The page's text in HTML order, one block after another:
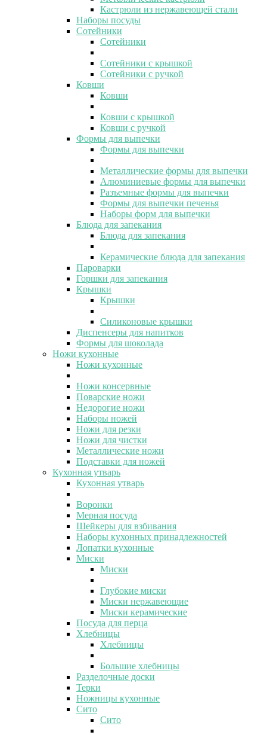
Кастрюли из нержавеющей стали
Наборы посуды
Сотейники
Сотейники
Сотейники с крышкой
Сотейники с ручкой
Ковши
Ковши
Ковши с крышкой
Ковши с ручкой
Формы для выпечки
Формы для выпечки
Металлические формы для выпечки
Алюминиевые формы для выпечки
Разъемные формы для выпечки
Формы для выпечки печенья
Наборы форм для выпечки
Блюда для запекания
Блюда для запекания
Керамические блюда для запекания
Пароварки
Горшки для запекания
Крышки
Крышки
Силиконовые крышки
Диспенсеры для напитков
Формы для шоколада
Ножи кухонные
Ножи кухонные
Ножи консервные
Поварские ножи
Недорогие ножи
Наборы ножей
Ножи для резки
Ножи для чистки
Металлические ножи
Подставки для ножей
Кухонная утварь
Кухонная утварь
Воронки
Мерная посуда
Шейкеры для взбивания
Наборы кухонных принадлежностей
Лопатки кухонные
Миски
Миски
Глубокие миски
Миски нержавеющие
Миски керамические
Посуда для перца
Хлебницы
Хлебницы
Большие хлебницы
Разделочные доски
Терки
Ножницы кухонные
Сито
Сито